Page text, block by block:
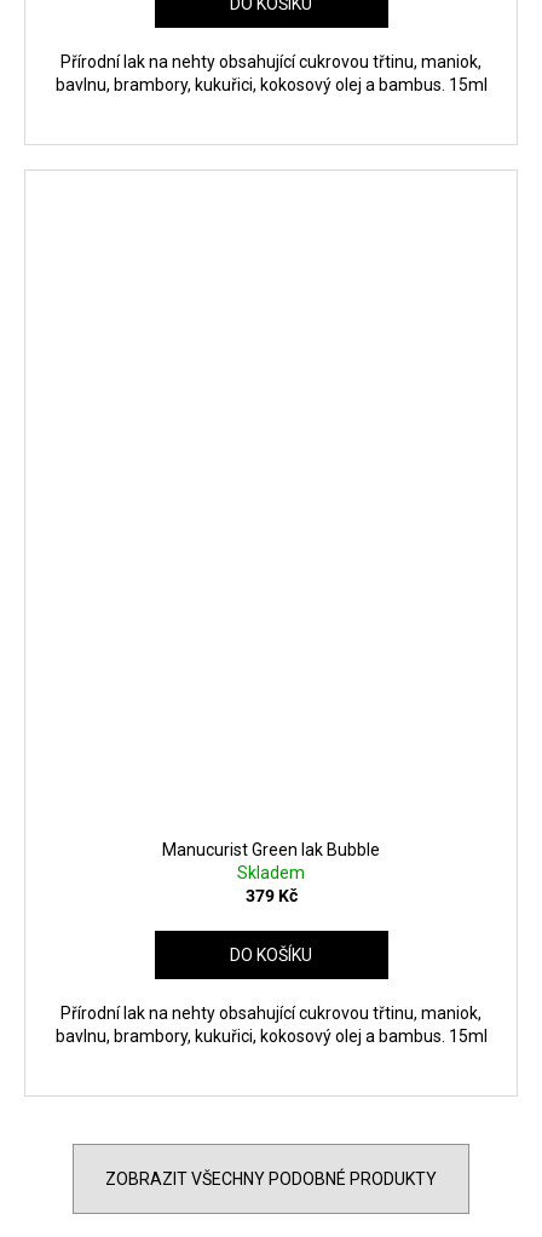
DO KOŠÍKU
Přírodní lak na nehty obsahující cukrovou třtinu, maniok,
bavlnu, brambory, kukuřici, kokosový olej a bambus. 15ml
Manucurist Green lak Bubble
Skladem
379 Kč
DO KOŠÍKU
Přírodní lak na nehty obsahující cukrovou třtinu, maniok,
bavlnu, brambory, kukuřici, kokosový olej a bambus. 15ml
ZOBRAZIT VŠECHNY PODOBNÉ PRODUKTY